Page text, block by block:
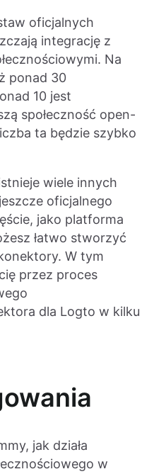
oficjalnych
integrację z
Na
ponad 30
10 jest
społeczność open-
ta będzie szybko
wiele innych
oficjalnego
jako platforma
łatwo stworzyć
W tym
przez proces
dla Logto w kilku
jak działa
w